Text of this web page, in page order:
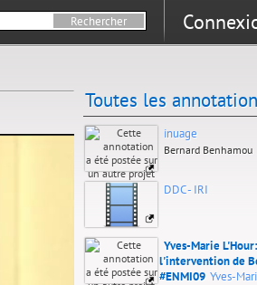
Toutes les
inuage
Bernard Benhamou
DDC - IRI
Yves-Marie
l'intervention de
#ENMI09 Yves-